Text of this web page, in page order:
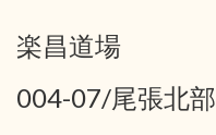
楽昌道場
004-07/尾張北部